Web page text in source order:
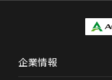
企業情報